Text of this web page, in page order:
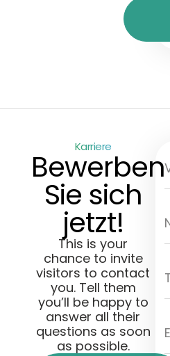
Karriere
Bewerben
Sie sich
jetzt!
This is your
chance to invite
visitors to contact
you. Tell them
you’ll be happy to
answer all their
questions as soon
as possible.